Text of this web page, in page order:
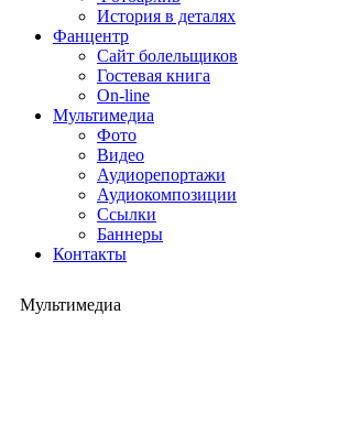
История в деталях
Фанцентр
Сайт болельщиков
Гостевая книга
On-line
Мультимедиа
Фото
Видео
Аудиорепортажи
Аудиокомпозиции
Ссылки
Баннеры
Контакты
Мультимедиа